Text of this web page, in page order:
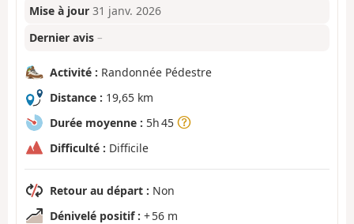
Mise à jour 31 janv. 2026
Dernier avis –
Activité : Randonnée Pédestre
Distance : 19,65 km
Durée moyenne : 5h 45
Difficulté : Difficile
Retour au départ : Non
Dénivelé positif : + 56 m